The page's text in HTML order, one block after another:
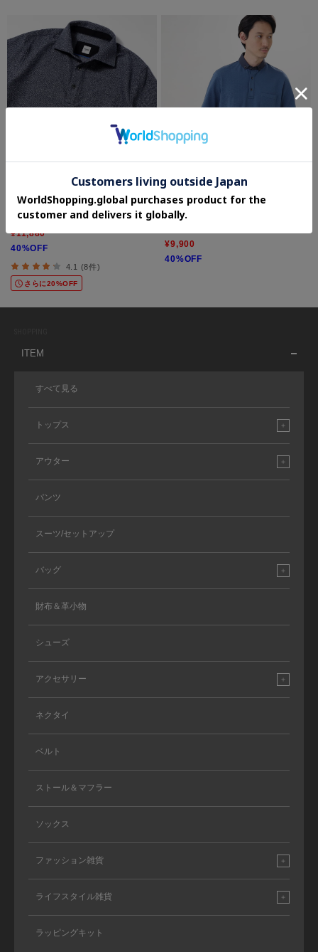
TAKEO KIKUCHI
【尾州織】メランジメッシュ ポロシャツ
¥11,880
40%OFF
4.1 (8件)
さらに20%OFF
TAKEO KIKUCHI
【抗菌防臭】【Sサイズ～】シアサッカー
¥9,900
40%OFF
ITEM
すべて見る
トップス
アウター
パンツ
スーツ/セットアップ
バッグ
財布＆革小物
シューズ
アクセサリー
ネクタイ
ベルト
ストール＆マフラー
ソックス
ファッション雑貨
ライフスタイル雑貨
ラッピングキット